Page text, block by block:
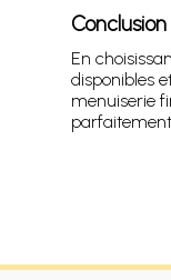
Conclusion
En
disponibles
menuiserie